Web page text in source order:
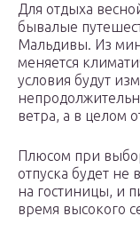
Для отдыха
бывалые
Мальдивы. Из
меняется
условия будут
ветра, а в целом
Плюсом при
отпуска будет не
на гостиницы, и
время высокого